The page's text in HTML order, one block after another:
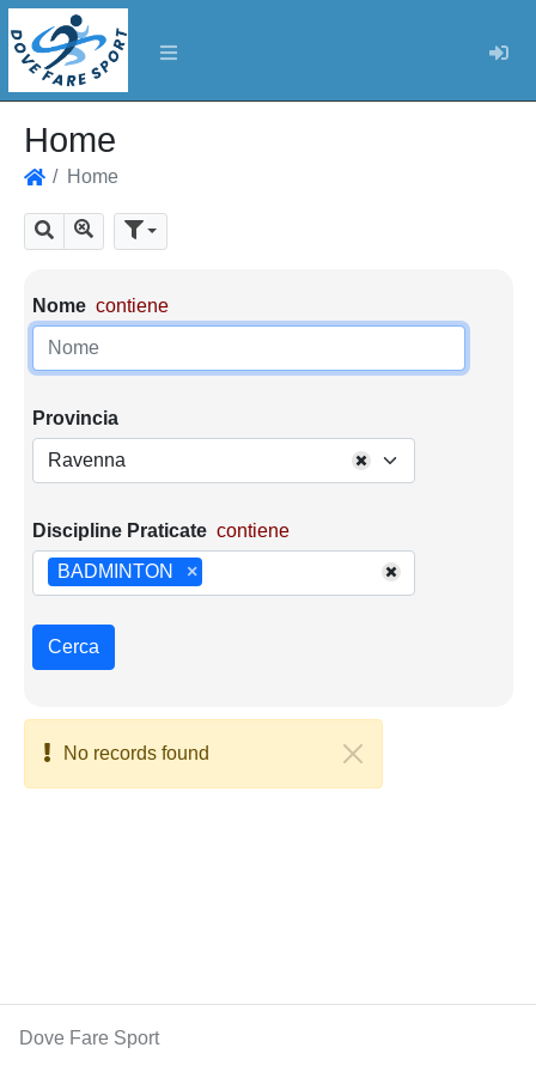
Home
Home
Cerca Mostra tutti i risultati
Parametri di ricerca
Nome contiene
Provincia
Ravenna
Discipline Praticate contiene
×
BADMINTON
Cerca
No records found
Dove Fare Sport